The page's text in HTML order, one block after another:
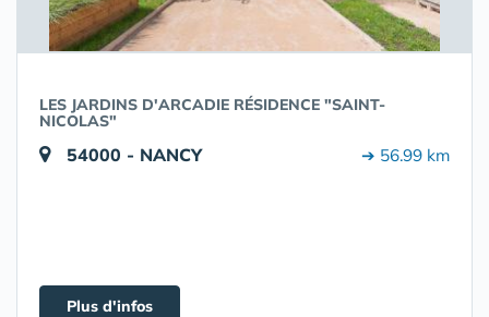
LES JARDINS D'ARCADIE RÉSIDENCE "SAINT-
NICOLAS"
54000 - NANCY ➔ 56.99 km
Plus d'infos